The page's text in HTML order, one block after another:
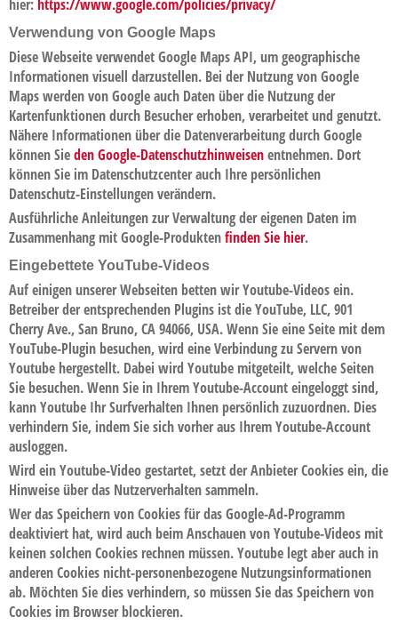
hier:https://www.google.com/policies/privacy/
Verwendung von Google Maps
Diese Webseite verwendet Google Maps API, um geographische
Informationen visuell darzustellen. Bei der Nutzung von Google
Maps werden von Google auch Daten über die Nutzung der
Kartenfunktionen durch Besucher erhoben, verarbeitet und genutzt.
Nähere Informationen über die Datenverarbeitung durch Google
können Sieden Google-Datenschutzhinweisenentnehmen. Dort
können Sie im Datenschutzcenter auch Ihre persönlichen
Datenschutz-Einstellungen verändern.
Ausführliche Anleitungen zur Verwaltung der eigenen Daten im
Zusammenhang mit Google-Produktenfinden Sie hier.
Eingebettete YouTube-Videos
Auf einigen unserer Webseiten betten wir Youtube-Videos ein.
Betreiber der entsprechenden Plugins ist die YouTube, LLC, 901
Cherry Ave., San Bruno, CA 94066, USA. Wenn Sie eine Seite mit dem
YouTube-Plugin besuchen, wird eine Verbindung zu Servern von
Youtube hergestellt. Dabei wird Youtube mitgeteilt, welche Seiten
Sie besuchen. Wenn Sie in Ihrem Youtube-Account eingeloggt sind,
kann Youtube Ihr Surfverhalten Ihnen persönlich zuzuordnen. Dies
verhindern Sie, indem Sie sich vorher aus Ihrem Youtube-Account
ausloggen.
Wird ein Youtube-Video gestartet, setzt der Anbieter Cookies ein, die
Hinweise über das Nutzerverhalten sammeln.
Wer das Speichern von Cookies für das Google-Ad-Programm
deaktiviert hat, wird auch beim Anschauen von Youtube-Videos mit
keinen solchen Cookies rechnen müssen. Youtube legt aber auch in
anderen Cookies nicht-personenbezogene Nutzungsinformationen
ab. Möchten Sie dies verhindern, so müssen Sie das Speichern von
Cookies im Browser blockieren.